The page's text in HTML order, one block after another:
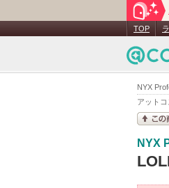
NYX
アットコ
TOP
NYX